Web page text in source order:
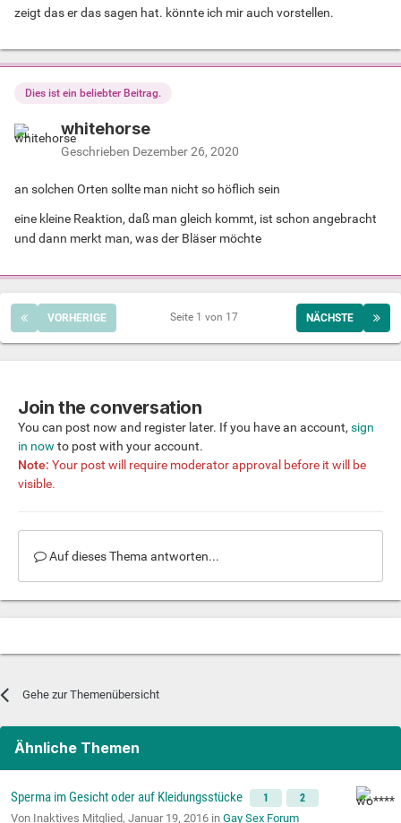
zeigt das er das sagen hat. könnte ich mir auch vorstellen.
Dies ist ein beliebter Beitrag.
whitehorse
Geschrieben Dezember 26, 2020
an solchen Orten sollte man nicht so höflich sein
eine kleine Reaktion, daß man gleich kommt, ist schon angebracht
und dann merkt man, was der Bläser möchte
VORHERIGE NÄCHSTE
Seite 1 von 17
Join the conversation
You can post now and register later. If you have an account, sign
in now to post with your account.
Note: Your post will require moderator approval before it will be
visible.
Auf dieses Thema antworten...
Gehe zur Themenübersicht
Ähnliche Themen
Sperma im Gesicht oder auf Kleidungsstücke 1 2
Von Inaktives Mitglied, Januar 19, 2016 in Gay Sex Forum